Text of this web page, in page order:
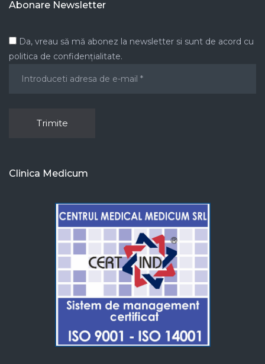
Abonare Newsletter
Da, vreau să mă abonez la newsletter si sunt de acord cu
politica de confidențialitate.
Clinica Medicum